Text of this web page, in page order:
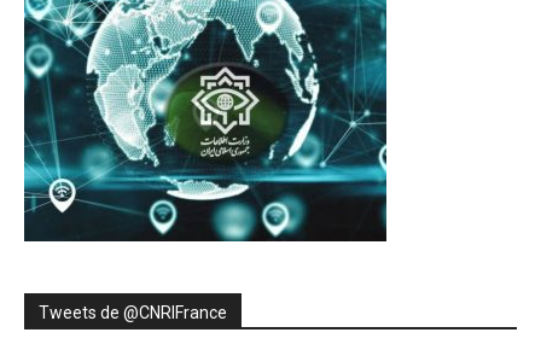
Tweets de ‎@CNRIFrance